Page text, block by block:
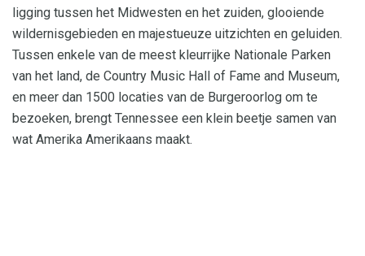
ligging tussen het Midwesten en het zuiden, glooiende
wildernisgebieden en majestueuze uitzichten en geluiden.
Tussen enkele van de meest kleurrijke Nationale Parken
van het land, de Country Music Hall of Fame and Museum,
en meer dan 1500 locaties van de Burgeroorlog om te
bezoeken, brengt Tennessee een klein beetje samen van
wat Amerika Amerikaans maakt.